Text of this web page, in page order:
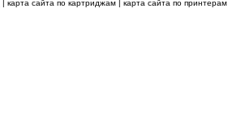
| карта сайта по картриджам | карта сайта по принтерам